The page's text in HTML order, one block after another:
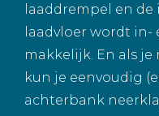
laaddrempel en
laadvloer wordt in-
makkelijk. En als
kun je eenvoudig
achterbank